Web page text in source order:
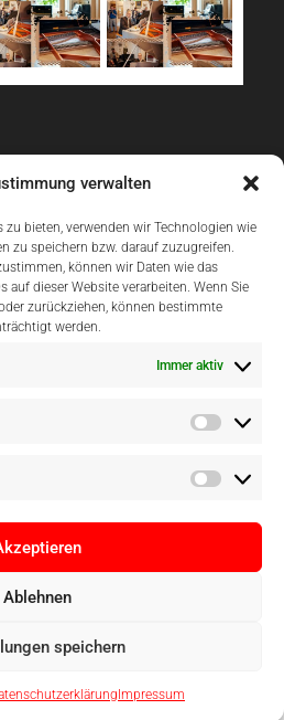
verwalten
bieten, verwenden wir Technologien wie
zu speichern bzw. darauf zuzugreifen.
können wir Daten wie das
auf dieser Website verarbeiten. Wenn Sie
zurückziehen, können bestimmte
werden.
Immer aktiv
Ablehnen
speichern
Impressum
pathways digital, Mallorca